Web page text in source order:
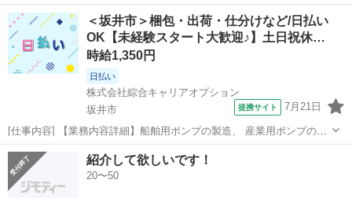
してます！ 年齢層は20代〜60代でだいたい6〜9人でやってます 基礎
打ちできてゲームのルールわかる人興味あったら連絡下さい！ 学生の
時やってて社会人に...
福井 越前市 バドミントン 小学校
＜坂井市＞梱包・出荷・仕分けなど/日払い
OK【未経験スタート大歓迎♪】土日祝休…
時給1,350円
日払い
株式会社綜合キャリアオプション
坂井市
提携サイト 7月21日
[仕事内容] 【業務内容詳細】船舶用ポンプの製造、 産業用ポンプの製
造会社にて組立(ポンプの部品となる部品を組立て製品を作る。 塗装
(スプレーガンで均一に色を付ける。 その後サビ止め塗料を塗る。
【取扱製品情報】船舶用ポンプ...
福井 坂井市 仕分け
紹介して欲しいです！
20〜50